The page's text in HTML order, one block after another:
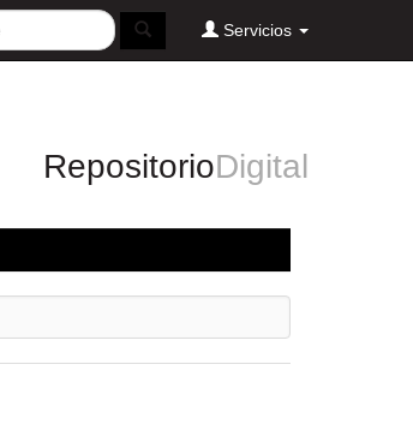
Servicios
RepositorioDigital